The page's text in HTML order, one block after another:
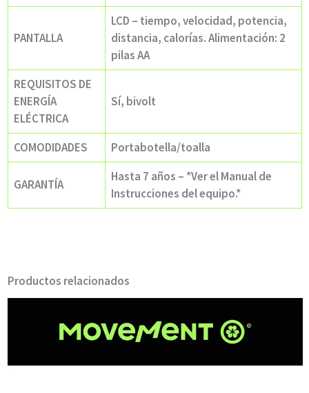
PANTALLA
LCD – tiempo, velocidad, potencia,
distancia, calorías. Alimentación: 2
pilas AA
REQUISITOS DE
ENERGÍA
ELÉCTRICA
Sí, bivolt
COMODIDADES Portabotella/toalla
GARANTÍA
Hasta 7 años – *Ver el Manual de
Instrucciones del equipo.*
Productos relacionados